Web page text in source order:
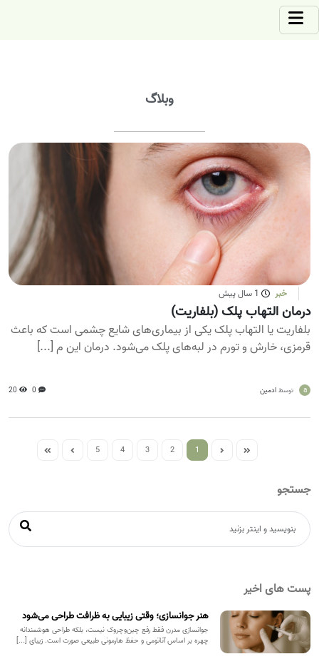
وبلاگ
خبر 1 سال پیش
درمان التهاب پلک (بلفاریت)
بلفاریت یا التهاب پلک یکی از بیماری‌های شایع چشمی است که باعث
قرمزی، خارش و تورم در لبه‌های پلک می‌شود. درمان این م [...]
a توسط ادمین 0
20
1
2
3
4
5
جستجو
پست های اخیر
هنر جوانسازی؛ وقتی زیبایی به ظرافت طراحی می‌شود
جوانسازی مدرن فقط رفع چین‌وچروک نیست، بلکه طراحی هوشمندانه
چهره بر اساس آناتومی و حفظ هارمونی طبیعی صورت است. زیبای [...]